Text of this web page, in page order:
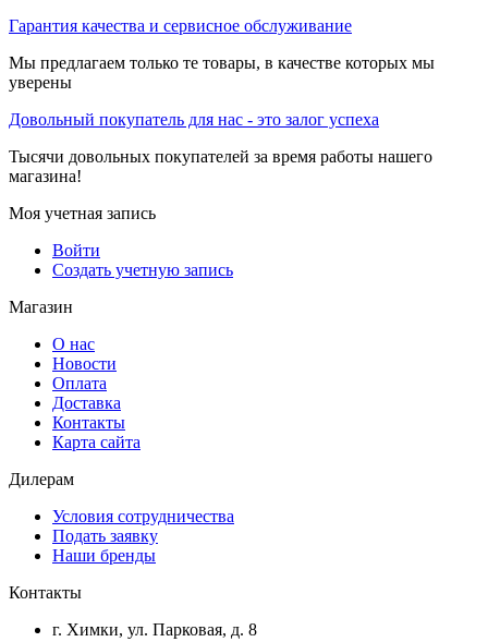
Гарантия качества и сервисное обслуживание
Мы предлагаем только те товары, в качестве которых мы
уверены
Довольный покупатель для нас - это залог успеха
Тысячи довольных покупателей за время работы нашего
магазина!
Моя учетная запись
Войти
Создать учетную запись
Магазин
О нас
Новости
Оплата
Доставка
Контакты
Карта сайта
Дилерам
Условия сотрудничества
Подать заявку
Наши бренды
Контакты
г. Химки, ул. Парковая, д. 8